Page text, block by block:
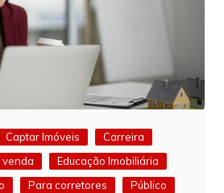
Captar Imóveis
Carreira
venda
Educação Imobiliária
Para corretores Público